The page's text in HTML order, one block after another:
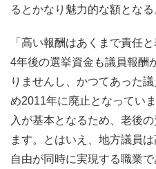
るとかなり魅力的な額となる
「高い報酬はあくまで責任
4年後の選挙資金も議員報酬
りませんし、かつてあった
め2011年に廃止となってい
入が基本となるため、老後
ます。とはいえ、地方議員
自由が同時に実現する職業